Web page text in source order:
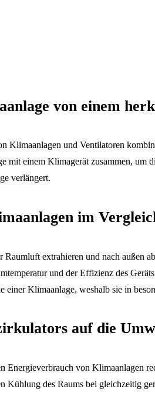
von einem
Klimaanlagen und Ventilatoren
einem Klimagerät zusammen,
verlängert.
im
extrahieren und nach außen
und der Effizienz des
Klimaanlage, weshalb sie in
auf die
von Klimaanlagen
des Raums bei gleichzeitig